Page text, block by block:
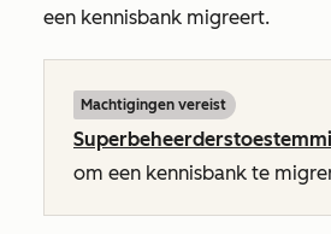
een kennisbank migreert.
Machtigingen vereist
om een kennisbank te